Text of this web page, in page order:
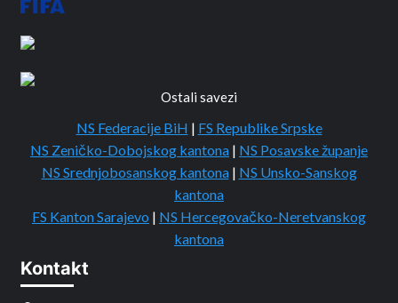
Ostali savezi
NS Federacije BiH | FS Republike Srpske
NS Zeničko-Dobojskog kantona | NS Posavske županje
NS Srednjobosanskog kantona | NS Unsko-Sanskog
kantona
FS Kanton Sarajevo | NS Hercegovačko-Neretvanskog
kantona
Kontakt